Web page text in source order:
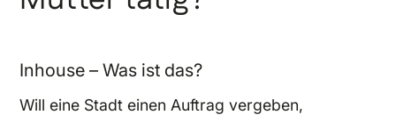
Inhouse – Was ist das?
Will eine Stadt einen Auftrag vergeben,